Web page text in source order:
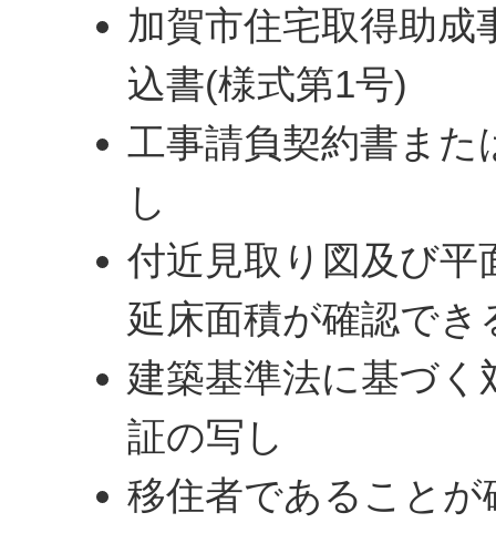
加賀市住宅取得助成
込書(様式第1号)
工事請負契約書また
し
付近見取り図及び平
延床面積が確認でき
建築基準法に基づく
証の写し
移住者であることが